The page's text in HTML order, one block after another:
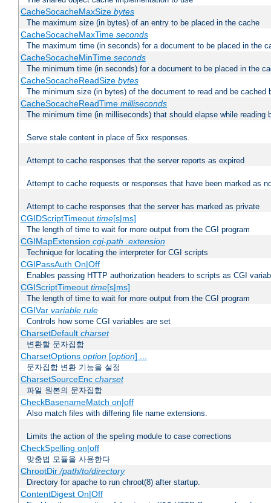
CacheSocacheMaxSize bytes
The maximum size (in bytes) of an entry to be placed in the cache
CacheSocacheMaxTime seconds
The maximum time (in seconds) for a document to be placed in the
CacheSocacheMinTime seconds
The minimum time (in seconds) for a document to be placed in the
CacheSocacheReadSize bytes
The minimum size (in bytes) of the document to read and be cached
CacheSocacheReadTime milliseconds
The minimum time (in milliseconds) that should elapse while reading
Serve stale content in place of 5xx responses.
Attempt to cache responses that the server reports as expired
Attempt to cache requests or responses that have been marked as
Attempt to cache responses that the server has marked as private
CGIDScriptTimeout time[s|ms]
The length of time to wait for more output from the CGI program
CGIMapExtension cgi-path .extension
Technique for locating the interpreter for CGI scripts
CGIPassAuth On|Off
Enables passing HTTP authorization headers to scripts as CGI
CGIScriptTimeout time[s|ms]
The length of time to wait for more output from the CGI program
CGIVar variable rule
Controls how some CGI variables are set
CharsetDefault charset
변환할 문자집합
CharsetOptions option[option] ...
문자집합 변환 기능을 설정
CharsetSourceEnc charset
파일 원본의 문자집합
CheckBasenameMatch on|off
Also match files with differing file name extensions.
Limits the action of the speling module to case corrections
CheckSpelling on|off
맞춤법 모듈을 사용한다
ChrootDir/path/to/directory
Directory for apache to run chroot(8) after startup.
ContentDigest On|Off